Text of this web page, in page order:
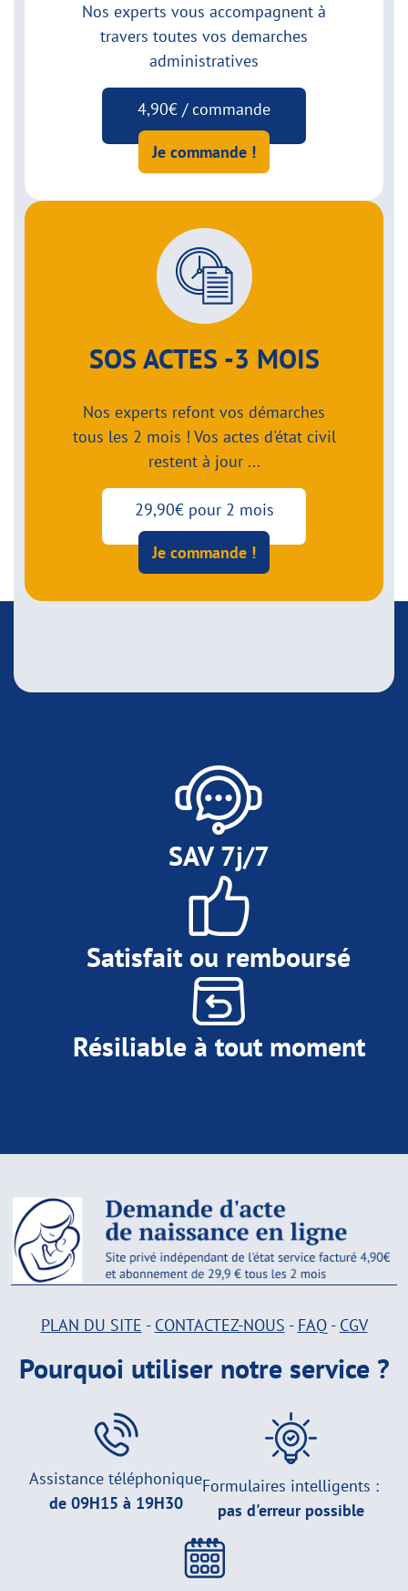
Nos experts vous accompagnent à
travers toutes vos demarches
administratives
4,90€ / commande
Je commande !
SOS ACTES -3 MOIS
Nos experts refont vos démarches
tous les 2 mois ! Vos actes d'état civil
restent à jour ...
29,90€ pour 2 mois
Je commande !
SAV 7j/7
Satisfait ou remboursé
Résiliable à tout moment
PLAN DU SITE - CONTACTEZ-NOUS - FAQ- CGV
Pourquoi utiliser notre service ?
Assistance téléphonique
de 09H15 à 19H30
Formulaires intelligents :
pas d'erreur possible